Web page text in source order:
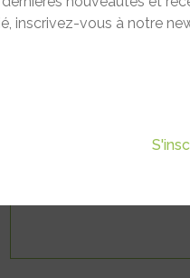
04.90.59.38.82 -
inscrivez-vous à notre